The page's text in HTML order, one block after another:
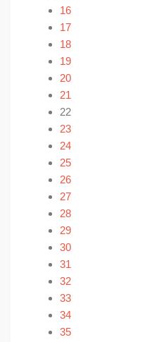
16
17
18
19
20
21
22
23
24
25
26
27
28
29
30
31
32
33
34
35